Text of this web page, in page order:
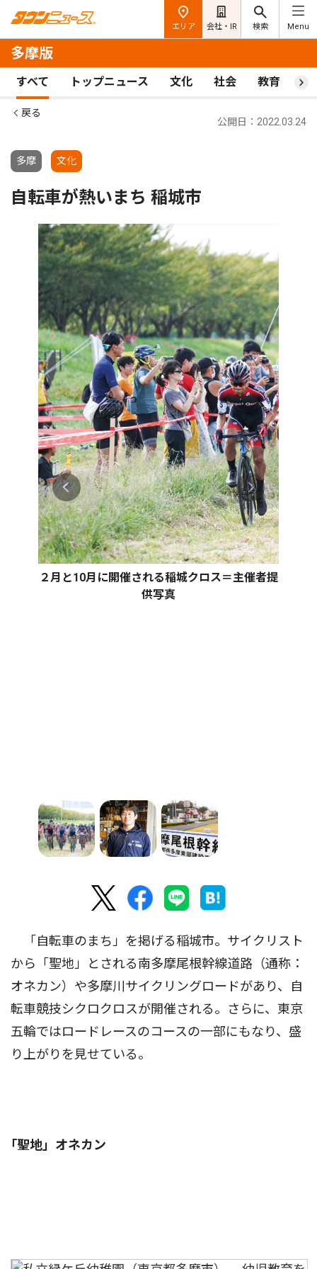
エリア 会社・IR 検索 Menu
多摩版
すべて トップニュース 文化 社会 教育 ス
戻る
多摩 文化
公開日：2022.03.24
自転車が熱いまち 稲城市
２月と10月に開催される稲城クロス＝主催者提
供写真
「自転車のまち」を掲げる稲城市。サイクリスト
から「聖地」とされる南多摩尾根幹線道路（通称：
オネカン）や多摩川サイクリングロードがあり、自
転車競技シクロクロスが開催される。さらに、東京
五輪ではロードレースのコースの一部にもなり、盛
り上がりを見せている。
｢聖地」オネカン